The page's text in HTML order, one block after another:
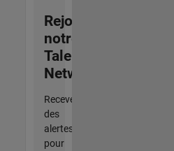
Rejoignez
notre
Talent
Network
Recevez
des
alertes
pour